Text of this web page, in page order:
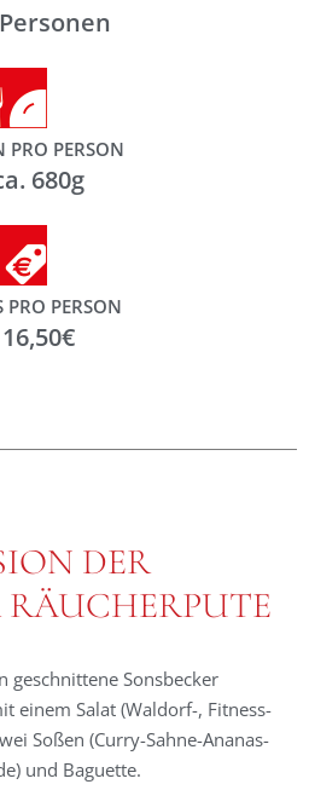
PRO PERSON
680g
PRO PERSON
16,50€
DER
RÄUCHERPUTE
geschnittene Sonsbecker
einem Salat (Waldorf-, Fitness-
Soßen (Curry-Sahne-Ananas-
und Baguette.